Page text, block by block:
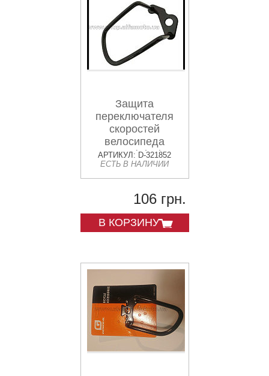
Защита
переключателя
скоростей
велосипеда
заднего (Black S-
1) KL
АРТИКУЛ: D-321852
ЕСТЬ В НАЛИЧИИ
106 грн.
В КОРЗИНУ